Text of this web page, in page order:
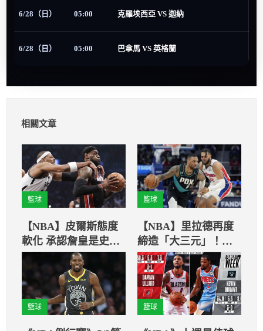
6/28（日） 05:00 克羅埃西亞 VS 迦納
6/28（日） 05:00 巴拿馬 VS 英格蘭
相關文章
籃球
【NBA】皮爾斯態度
軟化 承認詹皇是史上
最偉大的5位球員之一
籃球
【NBA】里拉德再度
締造「大三元」！領
軍拓荒者擊敗活塞
籃球 籃球